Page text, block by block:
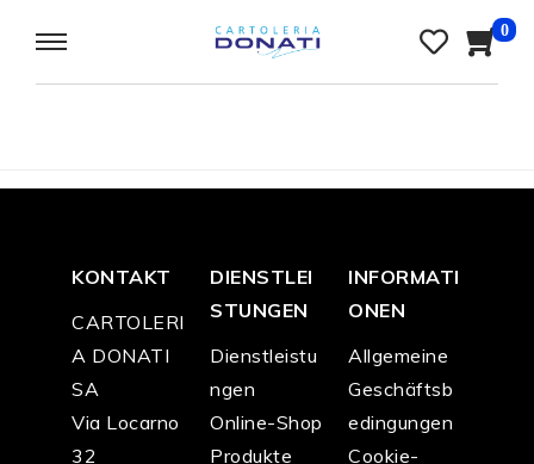
0
KONTAKT
CARTOLERI
A DONATI
SA
Via Locarno
32
DIENSTLEI
STUNGEN
Dienstleistu
ngen
Online-Shop
Produkte
INFORMATI
ONEN
Allgemeine
Geschäftsb
edingungen
Cookie-